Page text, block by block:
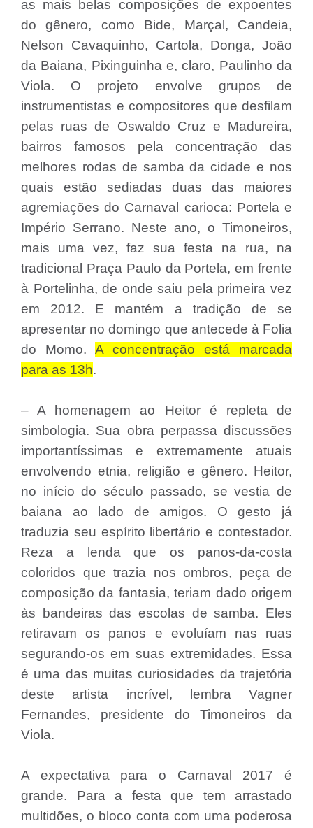
as mais belas composições de expoentes
do gênero, como Bide, Marçal, Candeia,
Nelson Cavaquinho, Cartola, Donga, João
da Baiana, Pixinguinha e, claro, Paulinho da
Viola. O projeto envolve grupos de
instrumentistas e compositores que desfilam
pelas ruas de Oswaldo Cruz e Madureira,
bairros famosos pela concentração das
melhores rodas de samba da cidade e nos
quais estão sediadas duas das maiores
agremiações do Carnaval carioca: Portela e
Império Serrano. Neste ano, o Timoneiros,
mais uma vez, faz sua festa na rua, na
tradicional Praça Paulo da Portela, em frente
à Portelinha, de onde saiu pela primeira vez
em 2012. E mantém a tradição de se
apresentar no domingo que antecede à Folia
do Momo. A concentração está marcada
para as 13h.
– A homenagem ao Heitor é repleta de
simbologia. Sua obra perpassa discussões
importantíssimas e extremamente atuais
envolvendo etnia, religião e gênero. Heitor,
no início do século passado, se vestia de
baiana ao lado de amigos. O gesto já
traduzia seu espírito libertário e contestador.
Reza a lenda que os panos-da-costa
coloridos que trazia nos ombros, peça de
composição da fantasia, teriam dado origem
às bandeiras das escolas de samba. Eles
retiravam os panos e evoluíam nas ruas
segurando-os em suas extremidades. Essa
é uma das muitas curiosidades da trajetória
deste artista incrível, lembra Vagner
Fernandes, presidente do Timoneiros da
Viola.
A expectativa para o Carnaval 2017 é
grande. Para a festa que tem arrastado
multidões, o bloco conta com uma poderosa